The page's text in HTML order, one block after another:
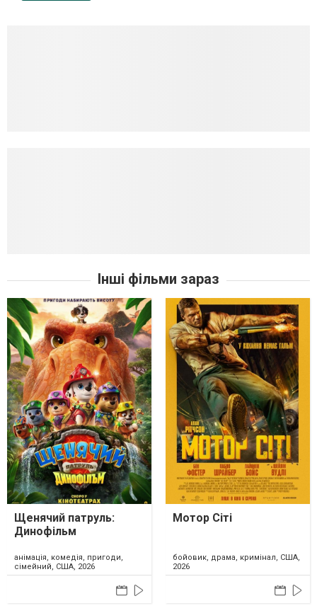
Інші фільми зараз
Щенячий патруль:
Динофільм
анімація, комедія, пригоди,
сімейний, США, 2026
Мотор Сіті
бойовик, драма, кримінал, США,
2026